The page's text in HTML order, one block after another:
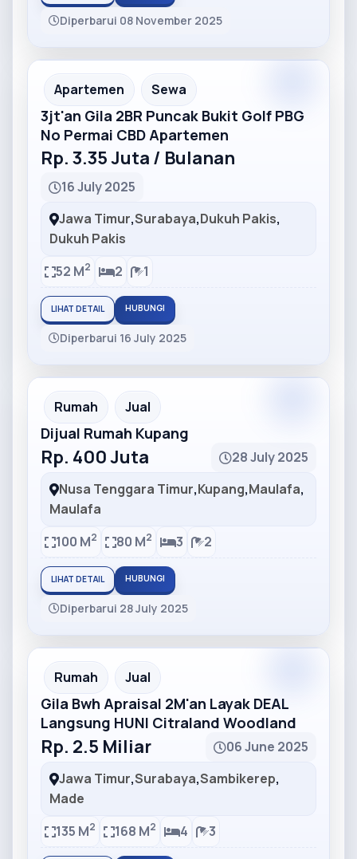
Diperbarui 08 November 2025
Partner Ad
Apartemen Sewa
3jt'an Gila 2BR Puncak Bukit Golf PBG
No Permai CBD Apartemen
Rp. 3.35 Juta / Bulanan
16 July 2025
Jawa Timur,Surabaya,Dukuh Pakis,
Dukuh Pakis
52 M2 2 1
LIHAT DETAIL HUBUNGI
Diperbarui 16 July 2025
Partner Ad
Rumah Jual
Dijual Rumah Kupang
Rp. 400 Juta
28 July 2025
Nusa Tenggara Timur,Kupang,Maulafa,
Maulafa
100 M2 80 M2 3 2
LIHAT DETAIL HUBUNGI
Diperbarui 28 July 2025
Partner Ad
Rumah Jual
Gila Bwh Apraisal 2M'an Layak DEAL
Langsung HUNI Citraland Woodland
Rp. 2.5 Miliar
06 June 2025
Jawa Timur,Surabaya,Sambikerep,
Made
135 M2 168 M2 4 3